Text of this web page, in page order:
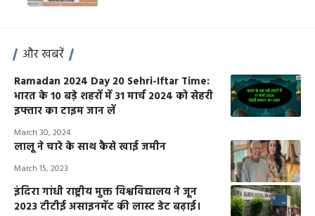
और खबरें
Ramadan 2024 Day 20 Sehri-Iftar Time:
भारत के 10 बड़े शहरों में 31 मार्च 2024 को सेहरी
इफ्तार का टाइम जान लें
March 30, 2024
लालू ने चारे के साथ कैसे खाई जमीन
March 15, 2023
इंदिरा गांधी राष्ट्रीय मुक्त विश्वविद्यालय ने जून
2023 टीटीई असाइनमेंट की लास्ट डेट बढ़ाई।